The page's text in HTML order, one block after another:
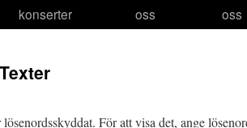
konserter
oss
oss
För att visa det, ange